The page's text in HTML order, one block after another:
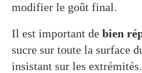
modifier le goût final.
Il est important de bien
sucre sur toute la surface
insistant sur les